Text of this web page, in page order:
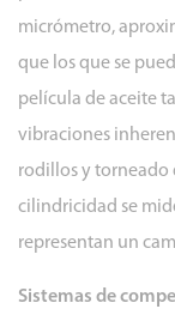
micrómetro,
que los que se
película de aceite
vibraciones
rodillos y torneado
cilindricidad se
representan un
Sistemas de